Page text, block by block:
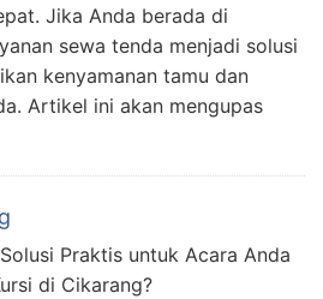
Jika Anda berada di
sewa tenda menjadi solusi
kenyamanan tamu dan
Artikel ini akan mengupas
Praktis untuk Acara Anda
di Cikarang?